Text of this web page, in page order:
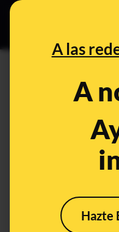
A las
A
Hazte
«Zapatero